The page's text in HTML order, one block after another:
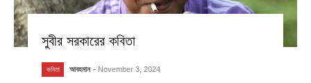
সুবীর সরকারের কবিতা
কবিতা আবহমান - November 3, 2024